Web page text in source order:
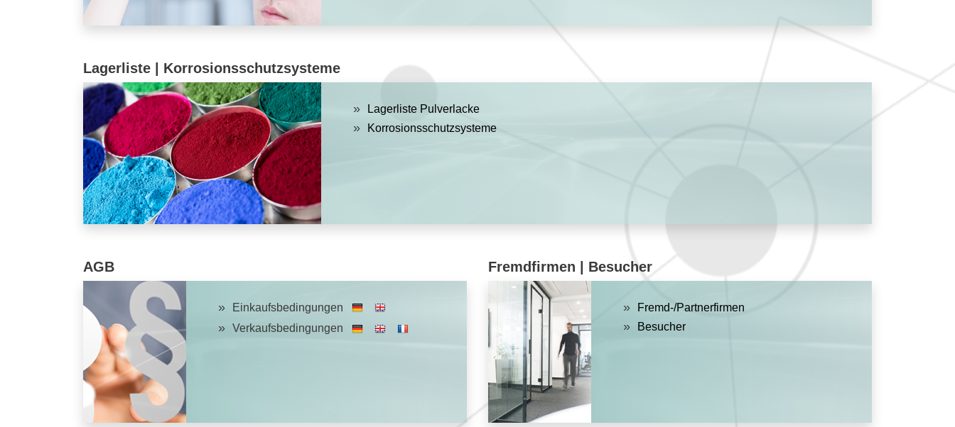
Lagerliste | Korrosionsschutzsysteme
Lagerliste Pulverlacke
Korrosionsschutzsysteme
AGB
Einkaufsbedingungen
Verkaufsbedingungen
Fremdfirmen | Besucher
Fremd-/Partnerfirmen
Besucher